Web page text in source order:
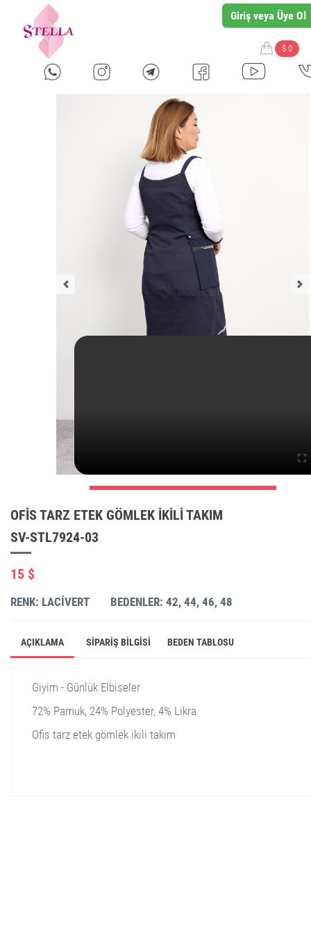
Giriş veya Üye Ol
$ 0
OFIS TARZ ETEK GÖMLEK IKILI TAKIM
SV-STL7924-03
15 $
RENK: LACIVERT BEDENLER: 42, 44, 46, 48
AÇIKLAMA SIPARIŞ BILGISI BEDEN TABLOSU
Giyim - Günlük Elbiseler
72% Pamuk, 24% Polyester, 4% Likra
Ofis tarz etek gömlek ikili takım